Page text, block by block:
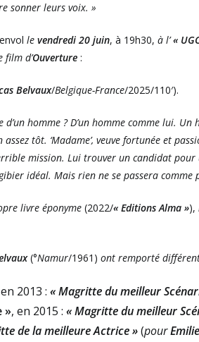
sonner leurs voix. »
le vendredi 20 juin, à 19h30, à l’«
film d’Ouverture :
Belvaux/Belgique-France/2025/110′).
d’un homme ? D’un homme comme lui.
tôt. ‘Madame’, veuve fortunée et
mission. Lui trouver un candidat pour
idéal. Mais rien ne se passera comme
livre éponyme (2022/« Editions Alma »),
(°Namur/1961) ont remporté
2013 : « Magritte du meilleur
», en 2015 : « Magritte du meilleur
de la meilleure Actrice »(pour